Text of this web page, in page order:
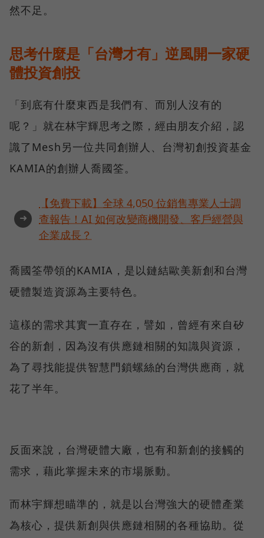
然不足。
思考什麼是「台灣才有」逆風開一家硬
體投資創投
「到底有什麼東西是我們有、而別人沒有的
呢？」就在林宇輝思考之際，經由朋友介紹，認
識了Mesh另一位共同創辦人、台灣初創投資基金
KAMIA的創辦人喬國筌。
➜
【免費下載】全球 4,050 位銷售專業人士調
查報告！AI 如何改變商機開發、客戶經營與
企業成長？
喬國筌帶領的KAMIA，是以鏈結歐美新創和台灣
硬體製造資源為主要特色。
這樣的需求其實一直存在，譬如，曾經有來自矽
谷的新創，因為沒有供應鏈相關的知識與資源，
為了尋找能提供智慧門鎖螺絲的台灣供應商，就
花了半年。
反面來說，台灣硬體大廠，也有和新創的接觸的
需求，藉此掌握未來的市場脈動。
而林宇輝想瞄準的，就是以台灣強大的硬體產業
為核心，提供新創與供應鏈相關的各種協助。從